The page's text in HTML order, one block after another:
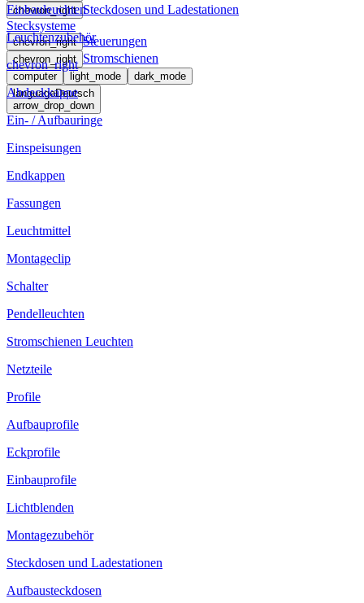
chevron_right Steckdosen und Ladestationen
Stecksysteme
chevron_right Steuerungen
chevron_right Stromschienen
computer light_mode
dark_mode
languageDeutsch
arrow_drop_down
Einbauleuchten
Leuchtenzubehör
chevron_right
Abdeckkappe
Ein- / Aufbauringe
Einspeisungen
Endkappen
Fassungen
Leuchtmittel
Montageclip
Schalter
Pendelleuchten
Stromschienen Leuchten
Netzteile
Profile
Aufbauprofile
Eckprofile
Einbauprofile
Lichtblenden
Montagezubehör
Steckdosen und Ladestationen
Aufbausteckdosen